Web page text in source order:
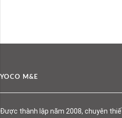
YOCO M&E
Được thành lập năm 2008, chuyên